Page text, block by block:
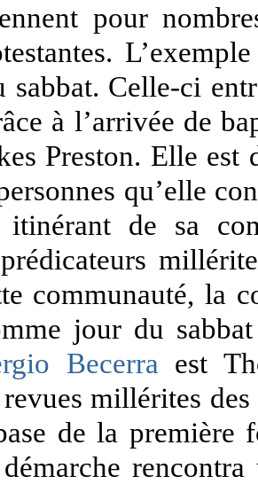
pour
sabbat. Celle-ci
à l’arrivée de
Preston. Elle
qu’elle
de sa
communauté, la
jour du
Becerra est
millérites
de la première
démarche